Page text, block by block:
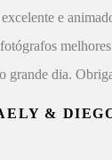
e
grande dia.
&